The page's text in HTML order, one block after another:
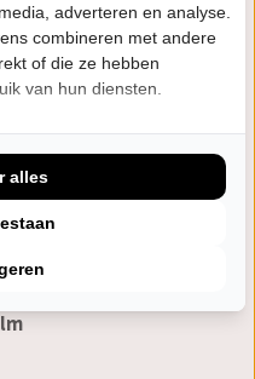
nummers en vele
adverteren en analyse.
combineren met andere
of die ze hebben
van hun diensten.
alles